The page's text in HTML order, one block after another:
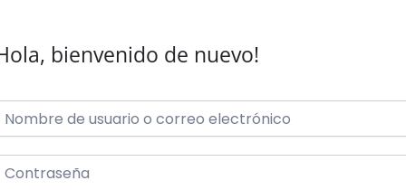
bienvenido de nuevo!